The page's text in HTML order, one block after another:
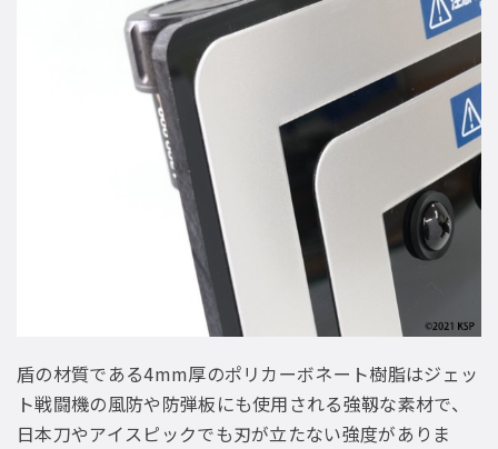
盾の材質である4mm厚のポリカーボネート樹脂はジェッ
ト戦闘機の風防や防弾板にも使用される強靱な素材で、
日本刀やアイスピックでも刃が立たない強度がありま